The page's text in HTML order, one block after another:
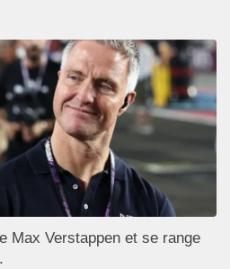
Max Verstappen et se range